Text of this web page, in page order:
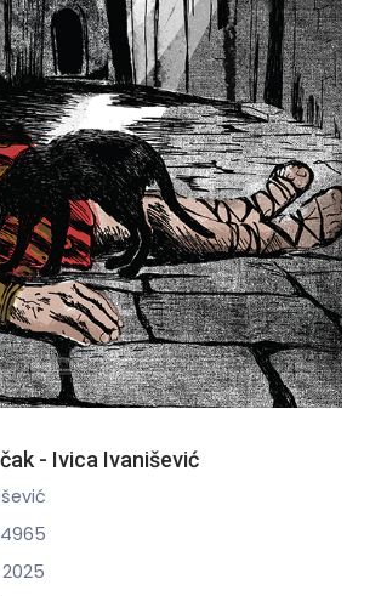
- Ivica Ivanišević
2025